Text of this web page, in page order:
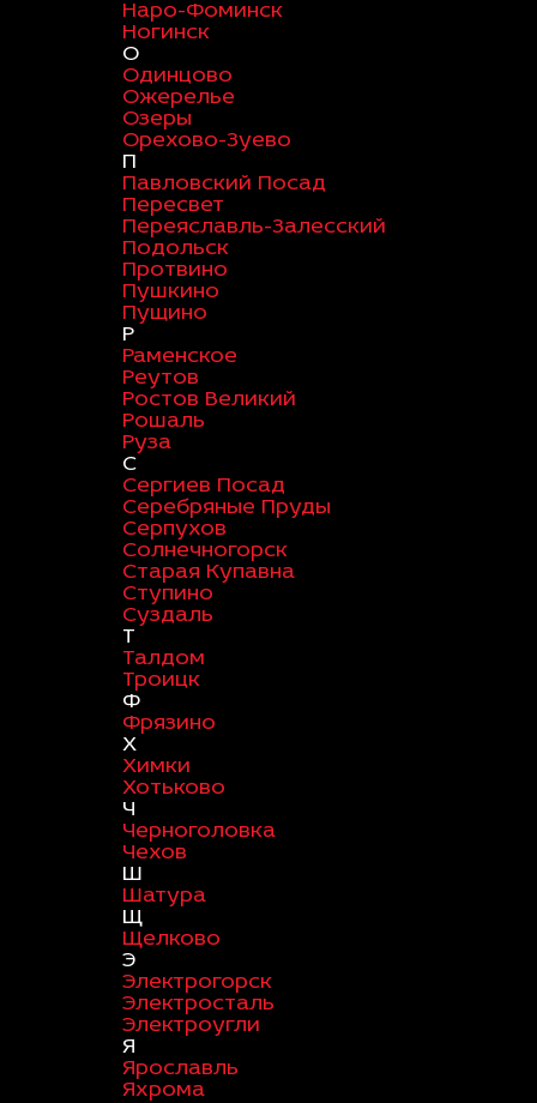
Наро-Фоминск
Ногинск
О
Одинцово
Ожерелье
Озеры
Орехово-Зуево
П
Павловский Посад
Пересвет
Переяславль-Залесский
Подольск
Протвино
Пушкино
Пущино
Р
Раменское
Реутов
Ростов Великий
Рошаль
Руза
С
Сергиев Посад
Серебряные Пруды
Серпухов
Солнечногорск
Старая Купавна
Ступино
Суздаль
Т
Талдом
Троицк
Ф
Фрязино
Х
Химки
Хотьково
Ч
Черноголовка
Чехов
Ш
Шатура
Щ
Щелково
Э
Электрогорск
Электросталь
Электроугли
Я
Ярославль
Яхрома